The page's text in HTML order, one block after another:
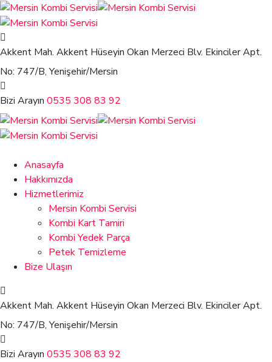
Akkent Mah. Akkent Hüseyin Okan Merzeci Blv. Ekinciler Apt.
No: 747/B, Yenişehir/Mersin
Bizi Arayın 0535 308 83 92
Anasayfa
Hakkımızda
Hizmetlerimiz
Mersin Kombi Servisi
Kombi Kart Tamiri
Kombi Yedek Parça
Petek Temizleme
Bize Ulaşın
Akkent Mah. Akkent Hüseyin Okan Merzeci Blv. Ekinciler Apt.
No: 747/B, Yenişehir/Mersin
Bizi Arayın 0535 308 83 92